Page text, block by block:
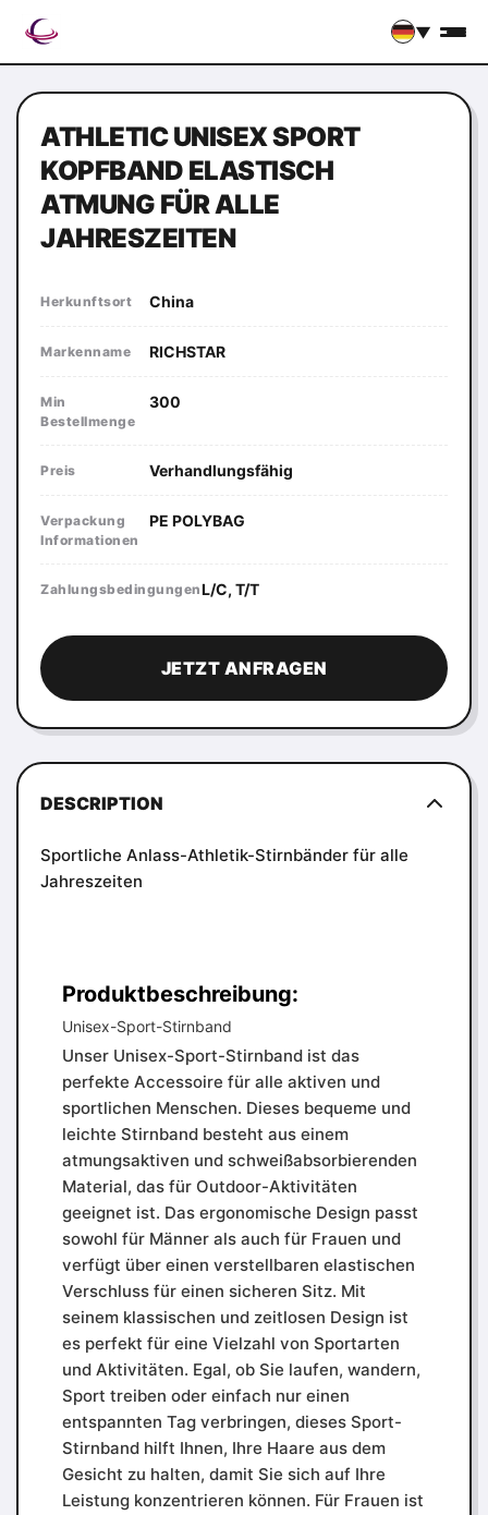
▼
ATHLETIC UNISEX SPORT
KOPFBAND ELASTISCH
ATMUNG FÜR ALLE
JAHRESZEITEN
Herkunftsort China
Markenname RICHSTAR
Min
Bestellmenge
300
Preis Verhandlungsfähig
Verpackung
Informationen
PE POLYBAG
ZahlungsbedingungenL/C, T/T
JETZT ANFRAGEN
DESCRIPTION
Sportliche Anlass-Athletik-Stirnbänder für alle
Jahreszeiten
Produktbeschreibung:
Unisex-Sport-Stirnband
Unser Unisex-Sport-Stirnband ist das
perfekte Accessoire für alle aktiven und
sportlichen Menschen. Dieses bequeme und
leichte Stirnband besteht aus einem
atmungsaktiven und schweißabsorbierenden
Material, das für Outdoor-Aktivitäten
geeignet ist. Das ergonomische Design passt
sowohl für Männer als auch für Frauen und
verfügt über einen verstellbaren elastischen
Verschluss für einen sicheren Sitz. Mit
seinem klassischen und zeitlosen Design ist
es perfekt für eine Vielzahl von Sportarten
und Aktivitäten. Egal, ob Sie laufen, wandern,
Sport treiben oder einfach nur einen
entspannten Tag verbringen, dieses Sport-
Stirnband hilft Ihnen, Ihre Haare aus dem
Gesicht zu halten, damit Sie sich auf Ihre
Leistung konzentrieren können. Für Frauen ist